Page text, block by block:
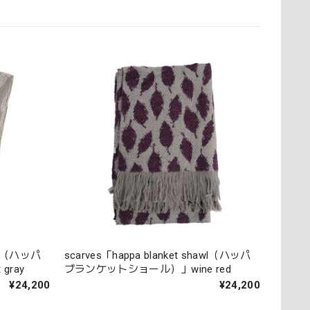
ハッパ
gray
¥24,200
scarves「happa blanket shawl（ハッパ
ブランケットショール）」wine red
¥24,200